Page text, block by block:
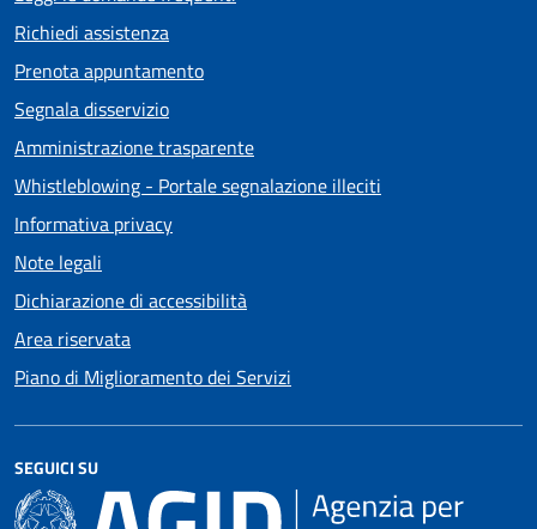
Richiedi assistenza
Prenota appuntamento
Segnala disservizio
Amministrazione trasparente
Whistleblowing - Portale segnalazione illeciti
Informativa privacy
Note legali
Dichiarazione di accessibilità
Area riservata
Piano di Miglioramento dei Servizi
SEGUICI SU